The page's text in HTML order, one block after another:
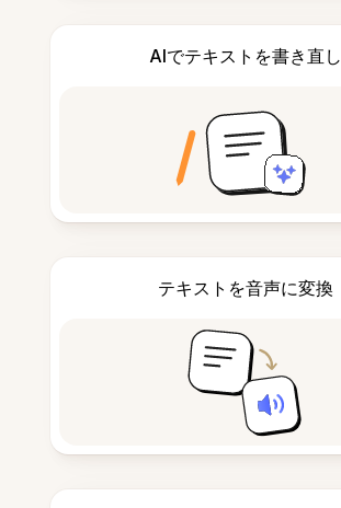
AIでテキストを書き直し
テキストを音声に変換